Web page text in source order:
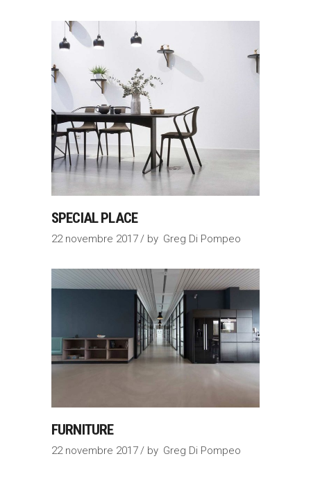
SPECIAL PLACE
22 novembre 2017 by Greg Di Pompeo
FURNITURE
22 novembre 2017 by Greg Di Pompeo